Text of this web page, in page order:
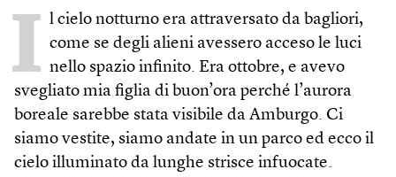
I l cielo notturno era attraversato da bagliori,
come se degli alieni avessero acceso le luci
nello spazio infinito. Era ottobre, e avevo
svegliato mia figlia di buon’ora perché l’aurora
boreale sarebbe stata visibile da Amburgo. Ci
siamo vestite, siamo andate in un parco ed ecco il
cielo illuminato da lunghe strisce infuocate.